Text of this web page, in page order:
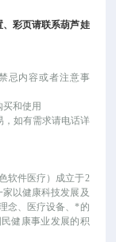
彩页请联系葫芦娃
忌内容或者注意事
和使用
，如有需求请电话详
软件医疗）成立于2
以健康科技发展及
念、医疗设备、*的
健康事业发展的积